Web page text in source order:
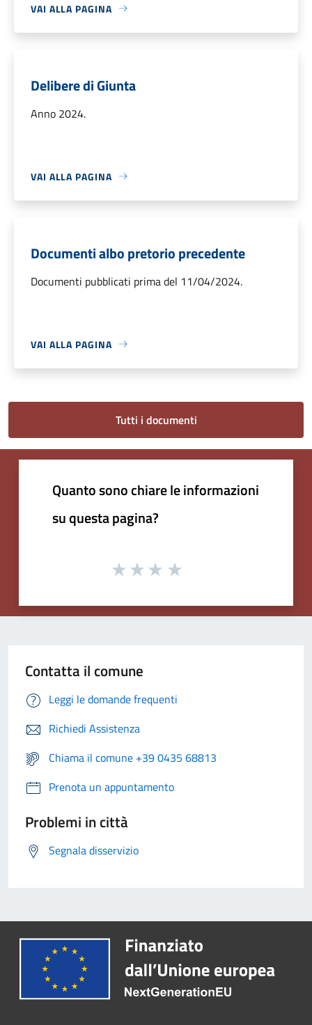
VAI ALLA PAGINA
Delibere di Giunta
Anno 2024.
VAI ALLA PAGINA
Documenti albo pretorio precedente
Documenti pubblicati prima del 11/04/2024.
VAI ALLA PAGINA
Tutti i documenti
Quanto sono chiare le informazioni
su questa pagina?
Contatta il comune
Leggi le domande frequenti
Richiedi Assistenza
Chiama il comune +39 0435 68813
Prenota un appuntamento
Problemi in città
Segnala disservizio